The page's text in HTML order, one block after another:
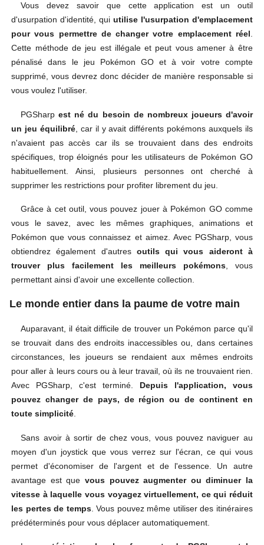
Vous devez savoir que cette application est un outil
d'usurpation d'identité, qui utilise l'usurpation d'emplacement
pour vous permettre de changer votre emplacement réel
Cette méthode de jeu est illégale et peut vous amener à être
pénalisé dans le jeu Pokémon GO et à voir votre compte
supprimé, vous devrez donc décider de manière responsable si
vous voulez l'utiliser.
PGSharpest né du besoin de nombreux joueurs d'avoir
un jeu équilibré, car il y avait différents pokémons auxquels ils
n'avaient pas accès car ils se trouvaient dans des endroits
spécifiques, trop éloignés pour les utilisateurs de Pokémon GO
habituellement. Ainsi, plusieurs personnes ont cherché à
supprimer les restrictions pour profiter librement du jeu.
Grâce à cet outil, vous pouvez jouer à Pokémon GO comme
vous le savez, avec les mêmes graphiques, animations et
Pokémon que vous connaissez et aimez. Avec PGSharp, vous
obtiendrez également d'autres outils qui vous aideront à
trouver plus facilement les meilleurs pokémons, vous
permettant ainsi d'avoir une excellente collection.
Le monde entier dans la paume de votre main
Auparavant, il était difficile de trouver un Pokémon parce qu'il
se trouvait dans des endroits inaccessibles ou, dans certaines
circonstances, les joueurs se rendaient aux mêmes endroits
pour aller à leurs cours ou à leur travail, où ils ne trouvaient rien.
Avec PGSharp, c'est terminé. Depuis l'application, vous
pouvez changer de pays, de région ou de continent en
toute simplicité.
Sans avoir à sortir de chez vous, vous pouvez naviguer au
moyen d'un joystick que vous verrez sur l'écran, ce qui vous
permet d'économiser de l'argent et de l'essence. Un autre
avantage est que vous pouvez augmenter ou diminuer la
vitesse à laquelle vous voyagez virtuellement, ce qui réduit
les pertes de temps. Vous pouvez même utiliser des itinéraires
prédéterminés pour vous déplacer automatiquement.